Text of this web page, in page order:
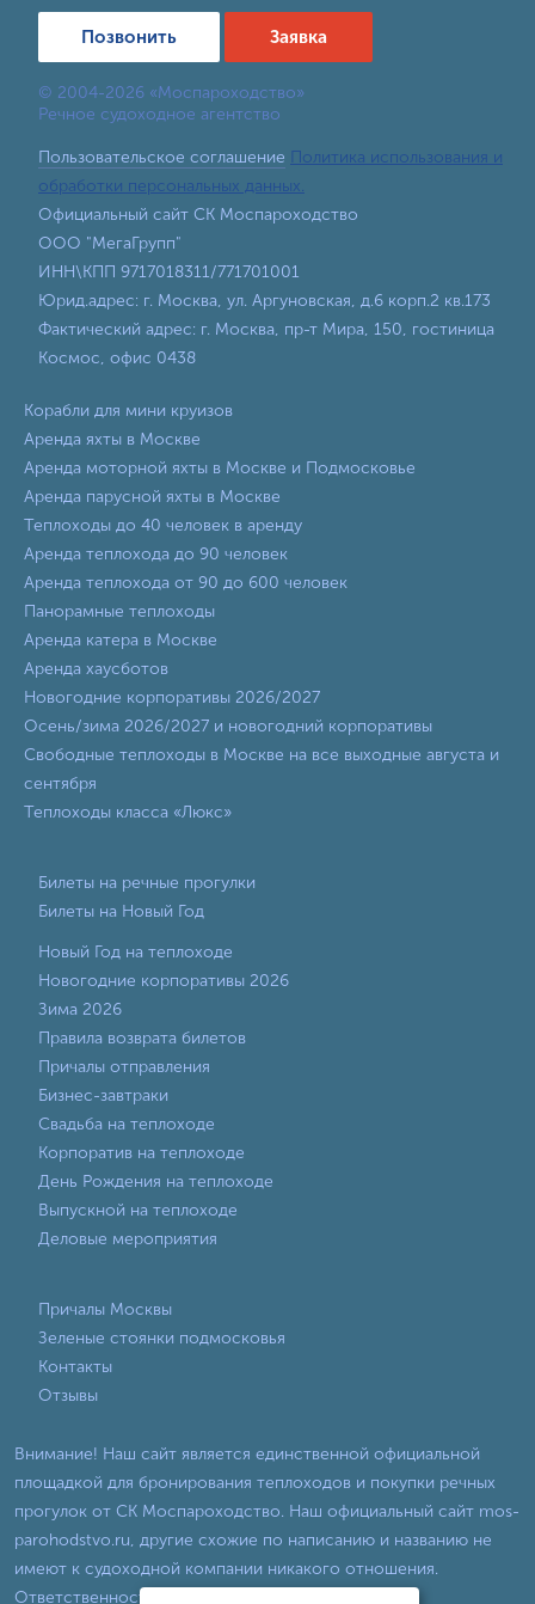
Позвонить Заявка
© 2004-2026 «Моспароходство»
Речное судоходное агентство
Пользовательское соглашение Политика использования и
обработки персональных данных.
Официальный сайт СК Моспароходство
ООО "МегаГрупп"
ИНН\КПП 9717018311/771701001
Юрид.адрес: г. Москва, ул. Аргуновская, д.6 корп.2 кв.173
Фактический адрес: г. Москва, пр-т Мира, 150, гостиница
Космос, офис 0438
Корабли для мини круизов
Аренда яхты в Москве
Аренда моторной яхты в Москве и Подмосковье
Аренда парусной яхты в Москве
Теплоходы до 40 человек в аренду
Аренда теплохода до 90 человек
Аренда теплохода от 90 до 600 человек
Панорамные теплоходы
Аренда катера в Москве
Аренда хаусботов
Новогодние корпоративы 2026/2027
Осень/зима 2026/2027 и новогодний корпоративы
Свободные теплоходы в Москве на все выходные августа и
сентября
Теплоходы класса «Люкс»
Билеты на речные прогулки
Билеты на Новый Год
Новый Год на теплоходе
Новогодние корпоративы 2026
Зима 2026
Правила возврата билетов
Причалы отправления
Бизнес-завтраки
Свадьба на теплоходе
Корпоратив на теплоходе
День Рождения на теплоходе
Выпускной на теплоходе
Деловые мероприятия
Причалы Москвы
Зеленые стоянки подмосковья
Контакты
Отзывы
Внимание! Наш сайт является единственной официальной
площадкой для бронирования теплоходов и покупки речных
прогулок от СК Моспароходство. Наш официальный сайт mos-
parohodstvo.ru, другие схожие по написанию и названию не
имеют к судоходной компании никакого отношения.
Ответственность за их услуги мы не несем